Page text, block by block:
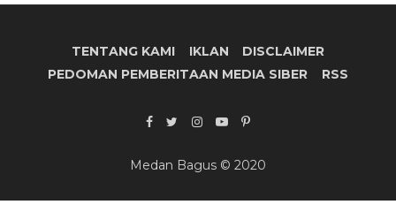
TENTANG KAMI IKLAN
DISCLAIMER
PEDOMAN PEMBERITAAN MEDIA SIBER
RSS
Medan Bagus © 2020